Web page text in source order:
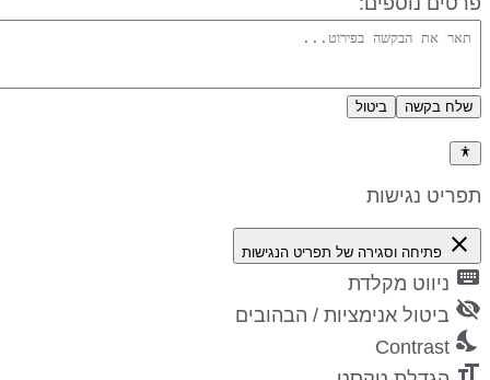
שלח בקשה ביטול
נגישות
close פתיחה וסגירה של תפריט הנגישות
ניווט מקלדת
ביטול אנימציות / הבהובים
Contrast